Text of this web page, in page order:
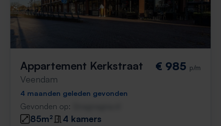
Appartement Kerkstraat
Veendam
€ 985 p/m
4 maanden geleden gevonden
Gevonden op:
85m²
4 kamers